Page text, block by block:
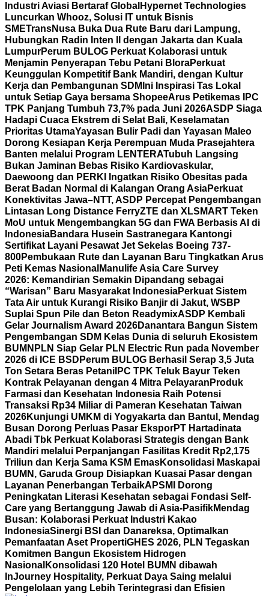
Industri Aviasi Bertaraf Global Hypernet Technologies
Luncurkan Whooz, Solusi IT untuk Bisnis
SMETransNusa Buka Dua Rute Baru dari Lampung,
Hubungkan Radin Inten II dengan Jakarta dan Kuala
LumpurPerum BULOG Perkuat Kolaborasi untuk
Menjamin Penyerapan Tebu Petani BloraPerkuat
Keunggulan Kompetitif Bank Mandiri, dengan Kultur
Kerja dan Pembangunan SDM Ini Inspirasi Tas Lokal
untuk Setiap Gaya bersama ShopeeArus Petikemas IPC
TPK Panjang Tumbuh 73,7% pada Juni 2026ASDP Siaga
Hadapi Cuaca Ekstrem di Selat Bali, Keselamatan
Prioritas UtamaYayasan Bulir Padi dan Yayasan Maleo
Dorong Kesiapan Kerja Perempuan Muda Prasejahtera
Banten melalui Program LENTERATubuh Langsing
Bukan Jaminan Bebas Risiko Kardiovaskular,
Daewoong dan PERKI Ingatkan Risiko Obesitas pada
Berat Badan Normal di Kalangan Orang AsiaPerkuat
Konektivitas Jawa–NTT, ASDP Percepat Pengembangan
Lintasan Long Distance FerryZTE dan XLSMART Teken
MoU untuk Mengembangkan 5G dan FWA Berbasis AI di
IndonesiaBandara Husein Sastranegara Kantongi
Sertifikat Layani Pesawat Jet Sekelas Boeing 737-
800Pembukaan Rute dan Layanan Baru Tingkatkan Arus
Peti Kemas Nasional Manulife Asia Care Survey
2026: Kemandirian Semakin Dipandang sebagai
“Warisan” Baru Masyarakat IndonesiaPerkuat Sistem
Tata Air untuk Kurangi Risiko Banjir di Jakut, WSBP
Suplai Spun Pile dan Beton ReadymixASDP Kembali
Gelar Journalism Award 2026Danantara Bangun Sistem
Pengembangan SDM Kelas Dunia di seluruh Ekosistem
BUMN PLN Siap Gelar PLN Electric Run pada November
2026 di ICE BSD Perum BULOG Berhasil Serap 3,5 Juta
Ton Setara Beras Petani IPC TPK Teluk Bayur Teken
Kontrak Pelayanan dengan 4 Mitra Pelayaran Produk
Farmasi dan Kesehatan Indonesia Raih Potensi
Transaksi Rp34 Miliar di Pameran Kesehatan Taiwan
2026Kunjungi UMKM di Yogyakarta dan Bantul, Mendag
Busan Dorong Perluas Pasar EksporPT Hartadinata
Abadi Tbk Perkuat Kolaborasi Strategis dengan Bank
Mandiri melalui Perpanjangan Fasilitas Kredit Rp2,175
Triliun dan Kerja Sama KSM EmasKonsolidasi Maskapai
BUMN, Garuda Group Disiapkan Kuasai Pasar dengan
Layanan Penerbangan TerbaikAPSMI Dorong
Peningkatan Literasi Kesehatan sebagai Fondasi Self-
Care yang Bertanggung Jawab di Asia-PasifikMendag
Busan: Kolaborasi Perkuat Industri Kakao
IndonesiaSinergi BSI dan Danareksa, Optimalkan
Pemanfaatan Aset PropertiGHES 2026, PLN Tegaskan
Komitmen Bangun Ekosistem Hidrogen
Nasional Konsolidasi 120 Hotel BUMN dibawah
InJourney Hospitality, Perkuat Daya Saing melalui
Pengelolaan yang Lebih Terintegrasi dan Efisien